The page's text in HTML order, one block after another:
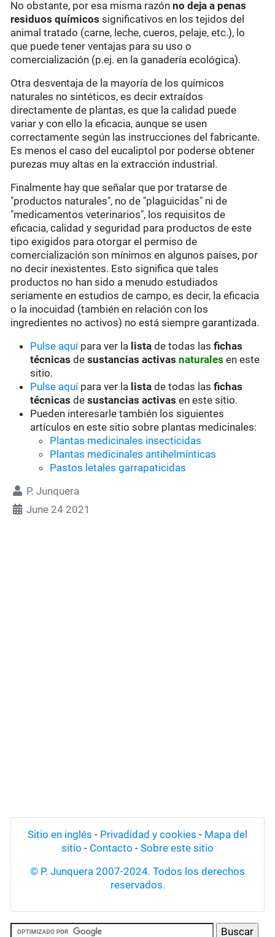
No obstante, por esa misma razónno deja a penas
residuos químicos significativos en los tejidos del
animal tratado (carne, leche, cueros, pelaje, etc.), lo
que puede tener ventajas para su uso o
comercialización (p.ej. en la ganadería ecológica).
Otra desventaja de la mayoría de los químicos
naturales no sintéticos, es decir extraídos
directamente de plantas, es que la calidad puede
variar y con ello la eficacia, aunque se usen
correctamente según las instrucciones del fabricante.
Es menos el caso del eucaliptol por poderse obtener
purezas muy altas en la extracción industrial.
Finalmente hay que señalar que por tratarse de
"productos naturales", no de "plaguicidas" ni de
"medicamentos veterinarios", los requisitos de
eficacia, calidad y seguridad para productos de este
tipo exigidos para otorgar el permiso de
comercialización son mínimos en algunos países, por
no decir inexistentes. Esto significa que tales
productos no han sido a menudo estudiados
seriamente en estudios de campo, es decir, la eficacia
o la inocuidad (también en relación con los
ingredientes no activos) no está siempre garantizada.
Pulse aquípara ver la lista de todas lasfichas
técnicas desustancias activasnaturales en este
sitio.
Pulse aquípara ver la lista de todas lasfichas
técnicas desustancias activas en este sitio.
Pueden interesarle también los siguientes
artículos en este sitio sobre plantas medicinales:
Plantas medicinales insecticidas
Plantas medicinales antihelmínticas
Pastos letales garrapaticidas
P. Junquera
June 24 2021
Sitio en inglés - Privadidad y cookies - Mapa del
sitio - Contacto - Sobre este sitio
© P. Junquera 2007-2024. Todos los derechos
reservados.